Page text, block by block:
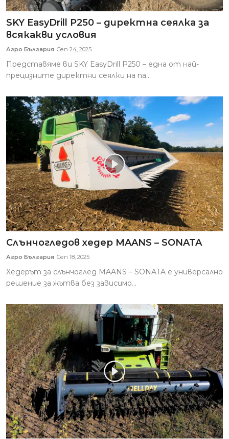
SKY EasyDrill P250 – директна сеялка за
всякакви условия
Агро България Сеп 24, 2025
Представяме ви SKY EasyDrill P250 – една от най-
прецизните директни сеялки на па...
Слънчогледов хедер MAANS – SONATA
Агро България Сеп 18, 2025
Хедерът за слънчоглед MAANS – SONATA е универсално
решение за жътва без зависимо...